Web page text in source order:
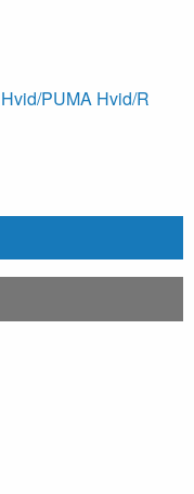
PUMA Hvid/R